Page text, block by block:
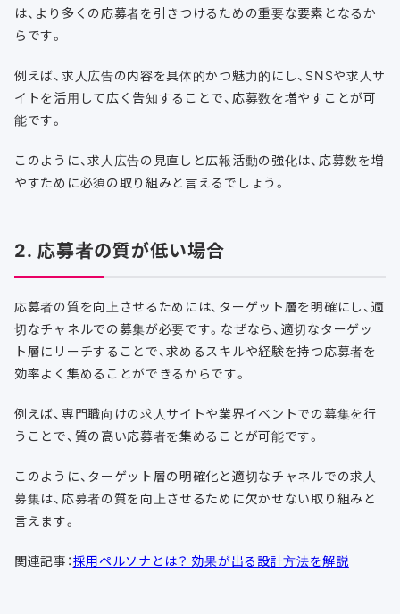
は、より多くの応募者を引きつけるための重要な要素となるか
らです。
例えば、求人広告の内容を具体的かつ魅力的にし、SNSや求人サ
イトを活用して広く告知することで、応募数を増やすことが可
能です。
このように、求人広告の見直しと広報活動の強化は、応募数を増
やすために必須の取り組みと言えるでしょう。
2. 応募者の質が低い場合
応募者の質を向上させるためには、ターゲット層を明確にし、適
切なチャネルでの募集が必要です。なぜなら、適切なターゲッ
ト層にリーチすることで、求めるスキルや経験を持つ応募者を
効率よく集めることができるからです。
例えば、専門職向けの求人サイトや業界イベントでの募集を行
うことで、質の高い応募者を集めることが可能です。
このように、ターゲット層の明確化と適切なチャネルでの求人
募集は、応募者の質を向上させるために欠かせない取り組みと
言えます。
関連記事：採用ペルソナとは？ 効果が出る設計方法を解説